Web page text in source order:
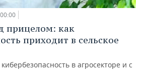
прицелом: как
приходит в сельское
в агросекторе и с